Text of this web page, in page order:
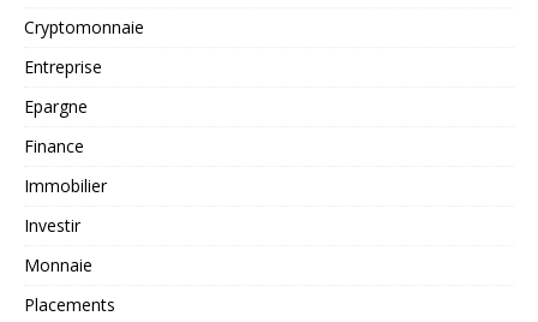
Cryptomonnaie
Entreprise
Epargne
Finance
Immobilier
Investir
Monnaie
Placements